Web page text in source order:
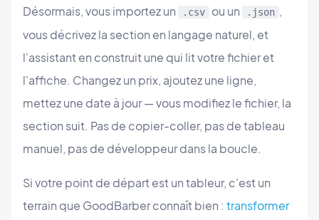
Désormais, vous importez un .csv ou un .json ,
vous décrivez la section en langage naturel, et
l'assistant en construit une qui lit votre fichier et
l'affiche. Changez un prix, ajoutez une ligne,
mettez une date à jour — vous modifiez le fichier, la
section suit. Pas de copier-coller, pas de tableau
manuel, pas de développeur dans la boucle.
Si votre point de départ est un tableur, c'est un
terrain que GoodBarber connaît bien : transformer